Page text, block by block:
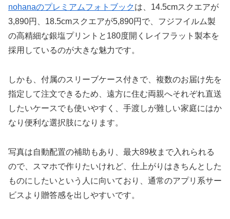
nohanaのプレミアムフォトブックは、14.5cmスクエアが
3,890円、18.5cmスクエアが5,890円で、フジフイルム製
の高精細な銀塩プリントと180度開くレイフラット製本を
採用しているのが大きな魅力です。
しかも、付属のスリーブケース付きで、複数のお届け先を
指定して注文できるため、遠方に住む両親へそれぞれ直送
したいケースでも使いやすく、手渡しが難しい家庭にはか
なり便利な選択肢になります。
写真は自動配置の補助もあり、最大89枚まで入れられる
ので、スマホで作りたいけれど、仕上がりはきちんとした
ものにしたいという人に向いており、通常のアプリ系サー
ビスより贈答感を出しやすいです。